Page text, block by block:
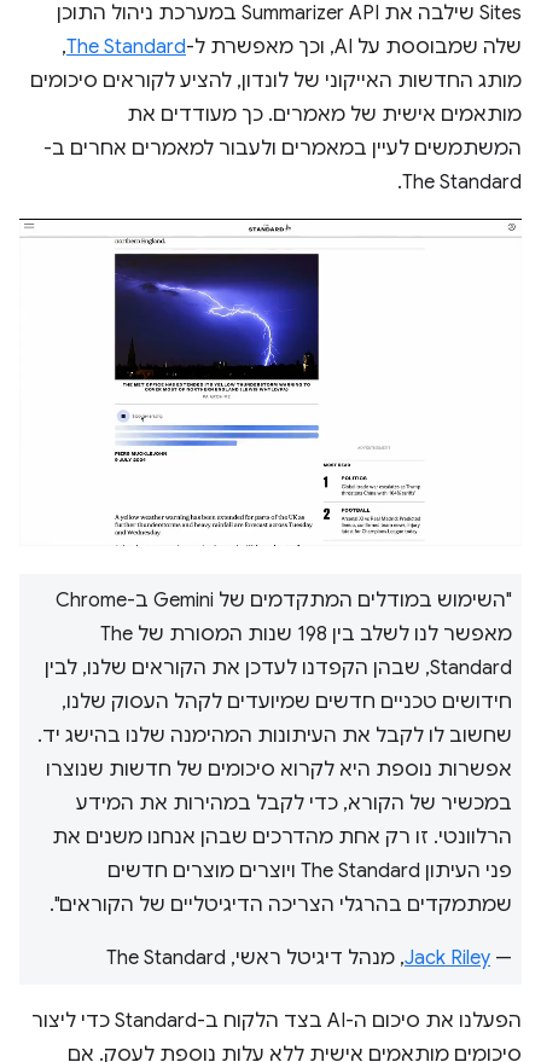
Sites שילבה את Summarizer API במערכת ניהול התוכן
שלה שמבוססת על AI, וכך מאפשרת ל-
The Standard
,
מותג החדשות האייקוני של לונדון, להציע לקוראים סיכומים
מותאמים אישית של מאמרים. כך מעודדים את
המשתמשים לעיין במאמרים ולעבור למאמרים אחרים ב-
The Standard.
"השימוש במודלים המתקדמים של Gemini ב-Chrome
מאפשר לנו לשלב בין 198 שנות המסורת של The
Standard, שבהן הקפדנו לעדכן את הקוראים שלנו, לבין
חידושים טכניים חדשים שמיועדים לקהל העסוק שלנו,
שחשוב לו לקבל את העיתונות המהימנה שלנו בהישג יד.
אפשרות נוספת היא לקרוא סיכומים של חדשות שנוצרו
במכשיר של הקורא, כדי לקבל במהירות את המידע
הרלוונטי. זו רק אחת מהדרכים שבהן אנחנו משנים את
פני העיתון The Standard ויוצרים מוצרים חדשים
שמתמקדים בהרגלי הצריכה הדיגיטליים של הקוראים".
‫—
Jack Riley, מנהל דיגיטל ראשי, The Standard
הפעלנו את סיכום ה-AI בצד הלקוח ב-Standard כדי ליצור
סיכומים מותאמים אישית ללא עלות נוספת לעסק. אם